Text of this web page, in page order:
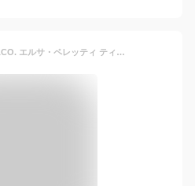
ティファニー TIFFANY&CO. エルサ・ペレッティ ティアドロップ ペンダント ネックレス スモール 16in 28827687 SILVER シルバー